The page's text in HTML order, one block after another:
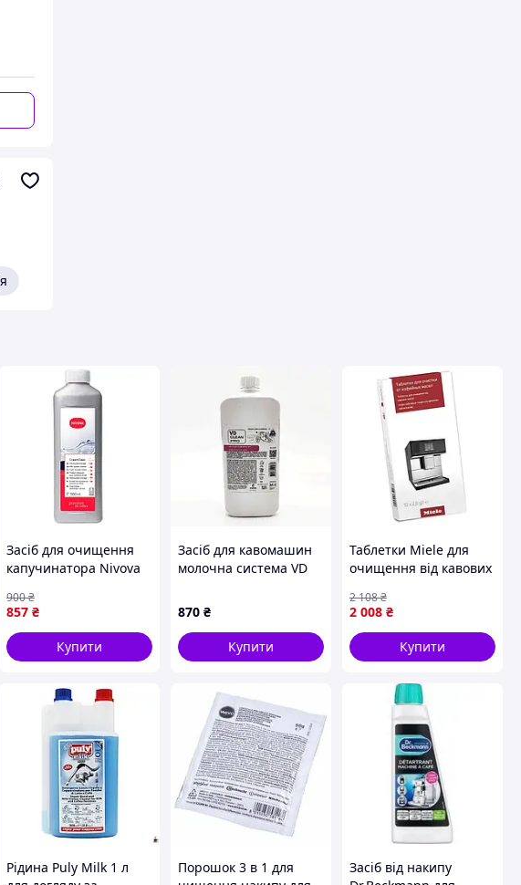
Засіб для очищення
капучинатора Nivova
857 ₴
900₴
Купити
Засіб для кавомашин
молочна система VD
Код/Артикул
НФ-00002467
870 ₴
Купити
Таблетки Miele для
очищення від кавових
2 008 ₴
2 108₴
Купити
Рідина Puly Milk 1 л
Порошок 3 в 1 для
Засіб від накипу